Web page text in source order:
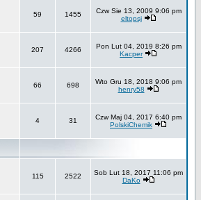
59 1455
Czw Sie 13, 2009 9:06 pm
eltopsj
207 4266
Pon Lut 04, 2019 8:26 pm
Kacper
66 698
Wto Gru 18, 2018 9:06 pm
henry58
4 31
Czw Maj 04, 2017 6:40 pm
PolskiChemik
115 2522
Sob Lut 18, 2017 11:06 pm
DaKo